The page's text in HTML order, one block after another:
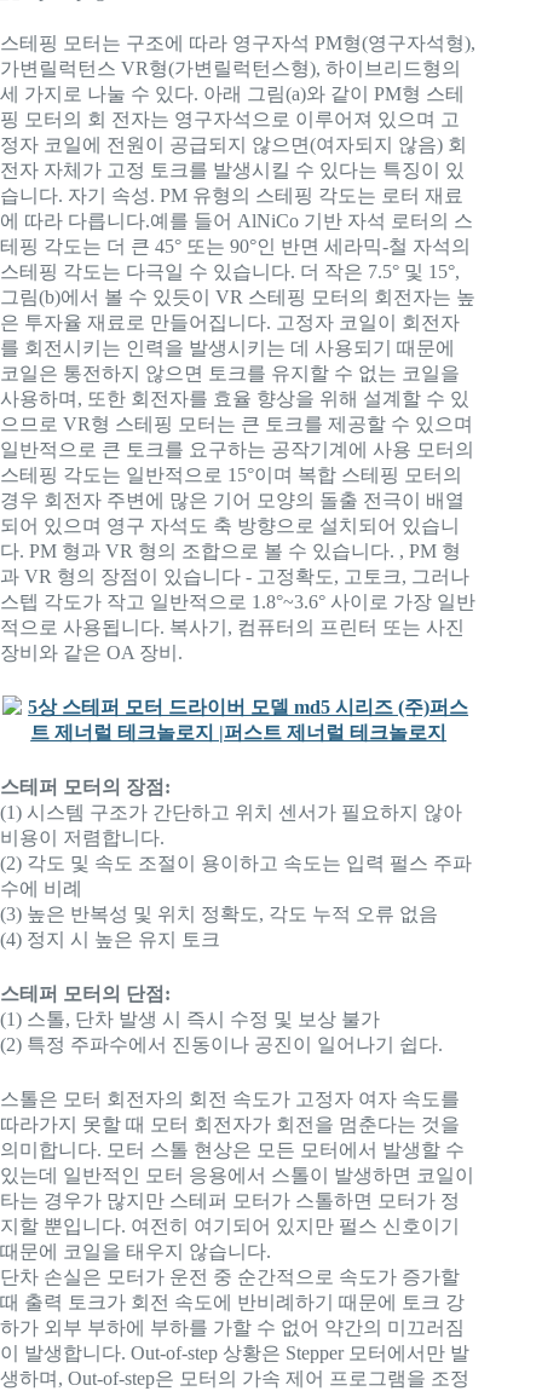
스테핑 모터는 구조에 따라 영구자석 PM형(영구자석형),
가변릴럭턴스 VR형(가변릴럭턴스형), 하이브리드형의
세 가지로 나눌 수 있다. 아래 그림(a)와 같이 PM형 스테
핑 모터의 회 전자는 영구자석으로 이루어져 있으며 고
정자 코일에 전원이 공급되지 않으면(여자되지 않음) 회
전자 자체가 고정 토크를 발생시킬 수 있다는 특징이 있
습니다. 자기 속성. PM 유형의 스테핑 각도는 로터 재료
에 따라 다릅니다.예를 들어 AlNiCo 기반 자석 로터의 스
테핑 각도는 더 큰 45° 또는 90°인 반면 세라믹-철 자석의
스테핑 각도는 다극일 수 있습니다. 더 작은 7.5° 및 15°,
그림(b)에서 볼 수 있듯이 VR 스테핑 모터의 회전자는 높
은 투자율 재료로 만들어집니다. 고정자 코일이 회전자
를 회전시키는 인력을 발생시키는 데 사용되기 때문에
코일은 통전하지 않으면 토크를 유지할 수 없는 코일을
사용하며, 또한 회전자를 효율 향상을 위해 설계할 수 있
으므로 VR형 스테핑 모터는 큰 토크를 제공할 수 있으며
일반적으로 큰 토크를 요구하는 공작기계에 사용 모터의
스테핑 각도는 일반적으로 15°이며 복합 스테핑 모터의
경우 회전자 주변에 많은 기어 모양의 돌출 전극이 배열
되어 있으며 영구 자석도 축 방향으로 설치되어 있습니
다. PM 형과 VR 형의 조합으로 볼 수 있습니다. , PM 형
과 VR 형의 장점이 있습니다 - 고정확도, 고토크, 그러나
스텝 각도가 작고 일반적으로 1.8°~3.6° 사이로 가장 일반
적으로 사용됩니다. 복사기, 컴퓨터의 프린터 또는 사진
장비와 같은 OA 장비.
스테퍼 모터의 장점:
(1) 시스템 구조가 간단하고 위치 센서가 필요하지 않아
비용이 저렴합니다.
(2) 각도 및 속도 조절이 용이하고 속도는 입력 펄스 주파
수에 비례
(3) 높은 반복성 및 위치 정확도, 각도 누적 오류 없음
(4) 정지 시 높은 유지 토크
스테퍼 모터의 단점:
(1) 스톨, 단차 발생 시 즉시 수정 및 보상 불가
(2) 특정 주파수에서 진동이나 공진이 일어나기 쉽다.
스톨은 모터 회전자의 회전 속도가 고정자 여자 속도를
따라가지 못할 때 모터 회전자가 회전을 멈춘다는 것을
의미합니다. 모터 스톨 현상은 모든 모터에서 발생할 수
있는데 일반적인 모터 응용에서 스톨이 발생하면 코일이
타는 경우가 많지만 스테퍼 모터가 스톨하면 모터가 정
지할 뿐입니다. 여전히 여기되어 있지만 펄스 신호이기
때문에 코일을 태우지 않습니다.
단차 손실은 모터가 운전 중 순간적으로 속도가 증가할
때 출력 토크가 회전 속도에 반비례하기 때문에 토크 강
하가 외부 부하에 부하를 가할 수 없어 약간의 미끄러짐
이 발생합니다. Out-of-step 상황은 Stepper 모터에서만 발
생하며, Out-of-step은 모터의 가속 제어 프로그램을 조정